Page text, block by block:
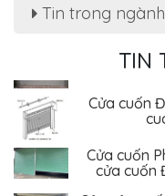
Tin trong ngành
TIN
Cửa cuốn
cửa cuốn
Sửa cửa